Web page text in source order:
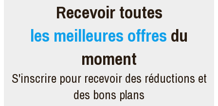
Recevoir toutes
les meilleures offres du
moment
S'inscrire pour recevoir des réductions et
des bons plans